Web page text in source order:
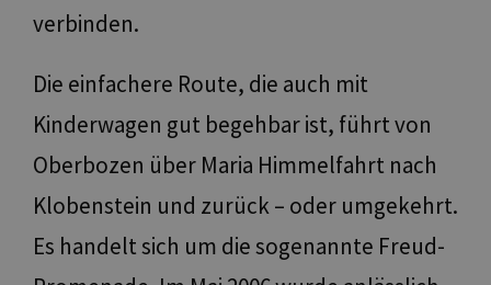
verbinden.
Die einfachere Route, die auch mit
Kinderwagen gut begehbar ist, führt von
Oberbozen über Maria Himmelfahrt nach
Klobenstein und zurück – oder umgekehrt.
Es handelt sich um die sogenannte Freud-